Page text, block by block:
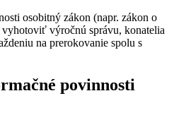
osobitný zákon (napr. zákon o
výročnú správu, konatelia
na prerokovanie spolu s
povinnosti